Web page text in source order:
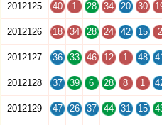
2012125 40 1 28 34 20 30
2012126 18 34 28 24 42 15 2
2012127 36 33 46 12 1 48
2012128 37 39 6 28 8 1
2012129 47 26 37 44 31 15